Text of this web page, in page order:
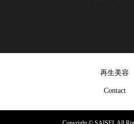
再生美容
Contact